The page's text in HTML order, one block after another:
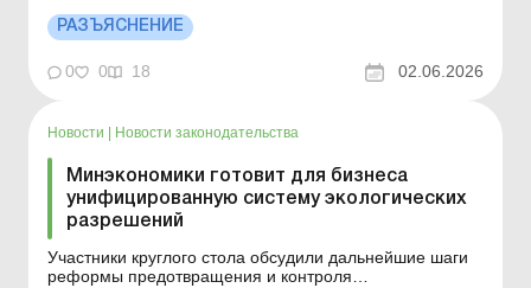
рентной плате, если в течение отчетного квартала
(года) было получено разрешение на
спецводопользование и/или интегрированное
экологическое разреш...
РАЗЪЯСНЕНИЕ
0 0 18 02.06.2026
Новости Новости законодательства
Минэкономики готовит для бизнеса
унифицированную систему экологических
разрешений
Участники круглого стола обсудили дальнейшие шаги
реформы предотвращения и контроля